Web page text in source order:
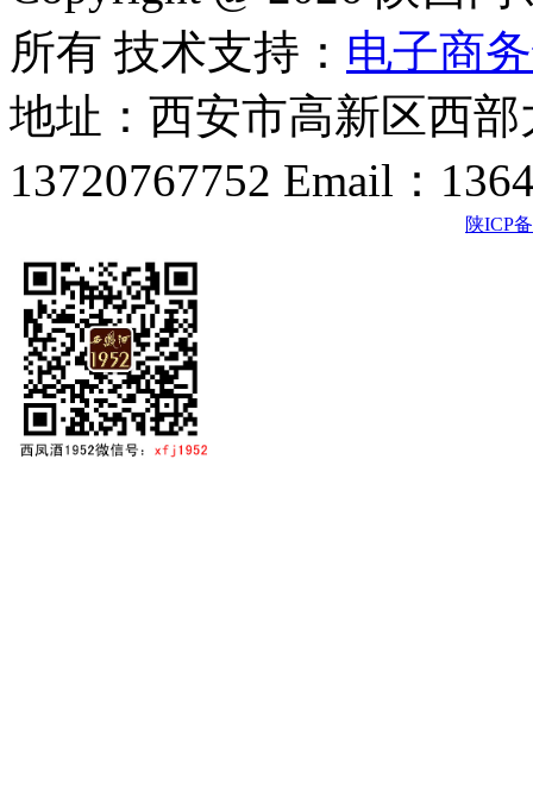
所有 技术支持： 电子商
地址：西安市高新区西
13720767752 Email：
陕ICP